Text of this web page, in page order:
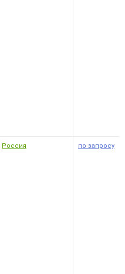
Россия по запросу